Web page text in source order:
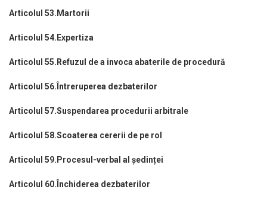
Articolul 53.Martorii
Articolul 54.Expertiza
Articolul 55.Refuzul de a invoca abaterile de procedură
Articolul 56.Întreruperea dezbaterilor
Articolul 57.Suspendarea procedurii arbitrale
Articolul 58.Scoaterea cererii de pe rol
Articolul 59.Procesul-verbal al ședinței
Articolul 60.Închiderea dezbaterilor